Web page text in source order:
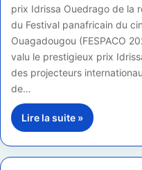
prix Idrissa Ouedrago de la
du Festival panafricain du
Ouagadougou (FESPACO
valu le prestigieux prix
des projecteurs
de…
Lire la suite »